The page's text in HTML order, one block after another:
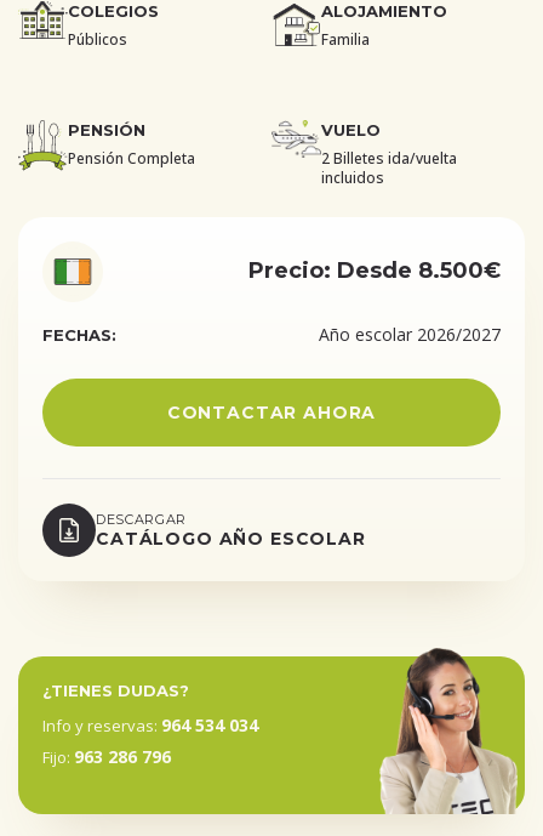
COLEGIOS
Públicos
ALOJAMIENTO
Familia
PENSIÓN
Pensión Completa
VUELO
2 Billetes ida/vuelta
incluidos
Precio: Desde 8.500€
FECHAS: Año escolar 2026/2027
CONTACTAR AHORA
DESCARGAR
CATÁLOGO AÑO ESCOLAR
¿TIENES DUDAS?
Info y reservas: 964 534 034
Fijo: 963 286 796